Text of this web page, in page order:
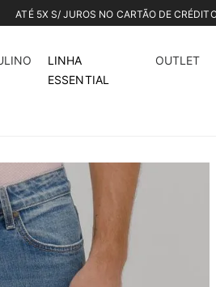
DE CRÉDITO
LINHA
ESSENTIAL
OUTLET
48%off